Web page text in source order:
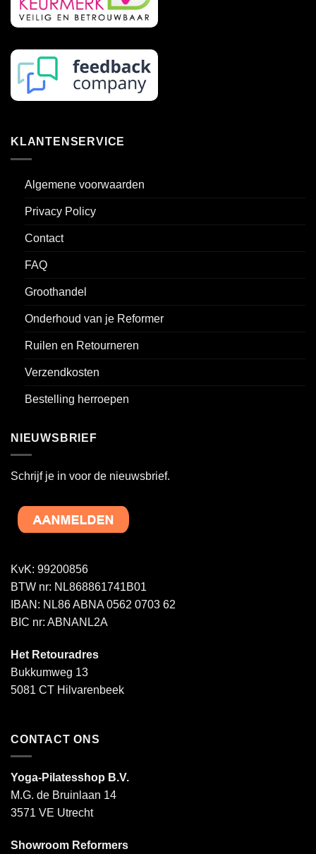
KLANTENSERVICE
Algemene voorwaarden
Privacy Policy
Contact
FAQ
Groothandel
Onderhoud van je Reformer
Ruilen en Retourneren
Verzendkosten
Bestelling herroepen
NIEUWSBRIEF
Schrijf je in voor de nieuwsbrief.
KvK: 99200856
BTW nr: NL868861741B01
IBAN: NL86 ABNA 0562 0703 62
BIC nr: ABNANL2A
Het Retouradres
Bukkumweg 13
5081 CT Hilvarenbeek
CONTACT ONS
Yoga-Pilatesshop B.V.
M.G. de Bruinlaan 14
3571 VE Utrecht
Showroom Reformers